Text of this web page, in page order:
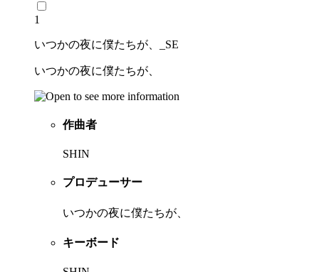
1
いつかの夜に僕たちが、_SE
いつかの夜に僕たちが、
作曲者
SHIN
プロデューサー
いつかの夜に僕たちが、
キーボード